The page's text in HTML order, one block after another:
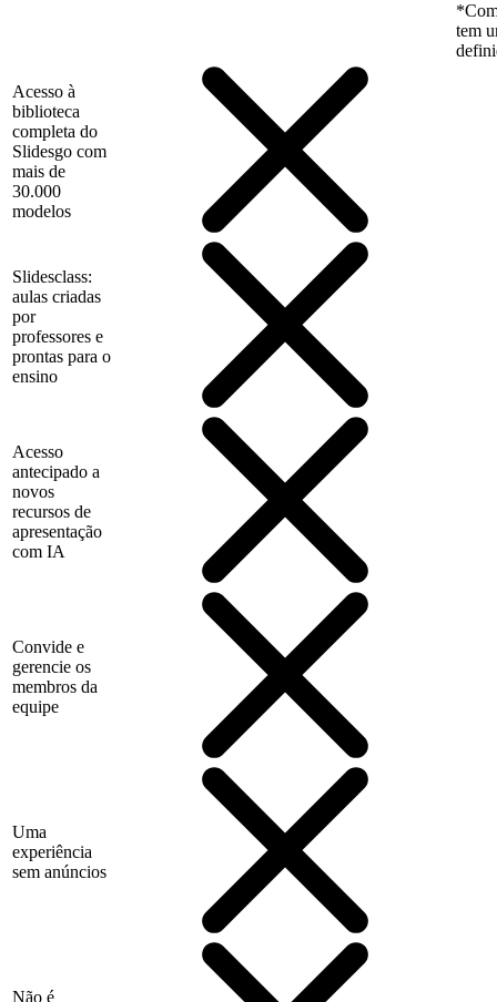
tem
Acesso à
biblioteca
completa do
Slidesgo com
mais de
30.000
modelos
Slidesclass:
aulas criadas
por
professores e
prontas para o
ensino
Acesso
antecipado a
novos
recursos de
apresentação
com IA
Convide e
gerencie os
membros da
equipe
Uma
experiência
sem anúncios
Não é